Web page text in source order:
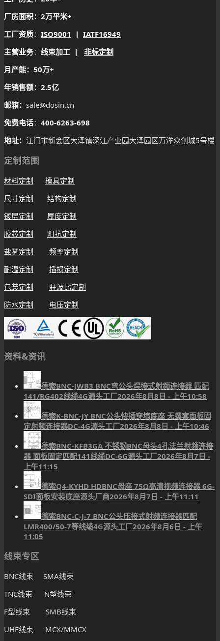
厂房面积：2万平米+
工厂资质： ISO9001 | IATF16949
主营业务： 线束加工 | 非标定制
月产能：50万+
年销售额：2.5亿
邮箱： sale@dosin.cn
免费电话： 400-6263-698
地址： 江门市新会区大泽镇深江产业园大泽园区万洋众创城5号楼
定制范围
材料定制
模具定制
尺寸定制
结构定制
镀层定制
厚度定制
胶芯定制
阻抗定制
盐雾定制
频率定制
耐温定制
插损定制
包装定制
驻波比定制
防水定制
电压定制
资料&资讯
德索BNC-JWB3 BNC弯公头焊接式射频连接器 匹配
141/RG402线缆4G源头工厂2026年8月8日 - 上午10:58
德索K-BNC-JY BNC公头快插穿墙底座 无螺套面板固
定射频连接器DC-4G源头工厂2026年8月8日 - 上午10:46
德索BNC-KFB3GA 不锈钢BNC母头4孔法兰射频连接
器 面板固定匹配141线缆DC-6G源头工厂2026年8月7日 -
上午11:15
德索Q4-KYHD HDBNC母座 75Ω高清视频连接器 6G-
SDI面板安装底座源头厂商2026年8月7日 - 上午11:11
德索BNC-C-J-7 BNC公头压接式射频连接器匹配
LMR400/50-7等线缆4G源头工厂2026年8月6日 - 上午
11:05
线束专区
BNC线束 SMA线束
TNC线束 N型线束
F型线束 SMB线束
UHF线束 MCX/MMCX